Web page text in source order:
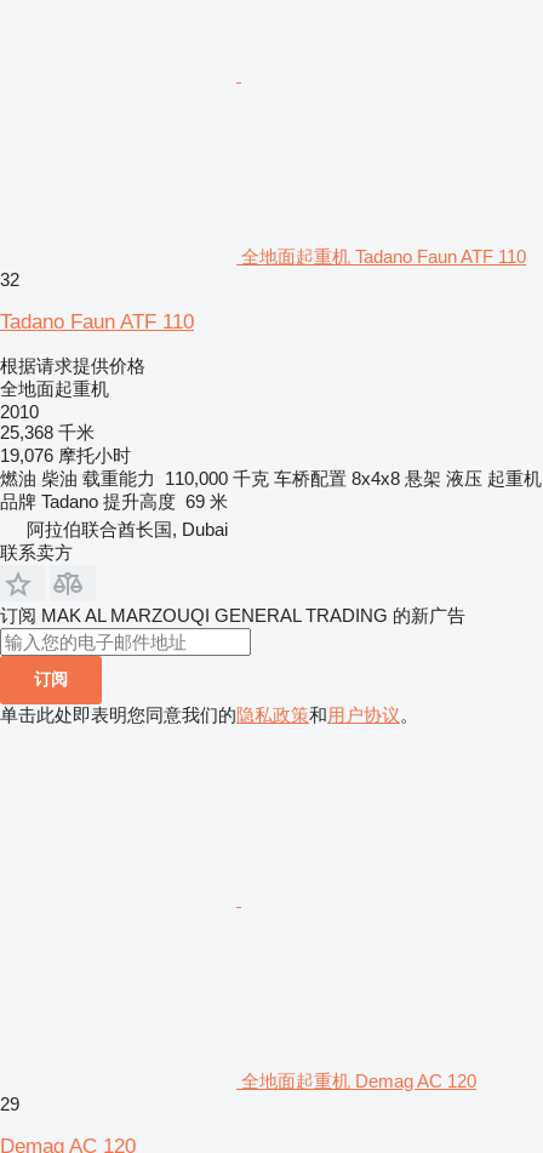
全地面起重机 Tadano Faun ATF 110
32
Tadano Faun ATF 110
根据请求提供价格
全地面起重机
2010
25,368 千米
19,076 摩托小时
燃油 柴油 载重能力 110,000 千克 车桥配置 8x4x8 悬架 液压 起重机
品牌 Tadano 提升高度 69 米
阿拉伯联合酋长国, Dubai
联系卖方
订阅 MAK AL MARZOUQI GENERAL TRADING 的新广告
订阅
单击此处即表明您同意我们的隐私政策和用户协议。
全地面起重机 Demag AC 120
29
Demag AC 120